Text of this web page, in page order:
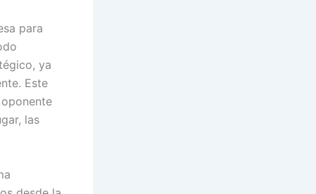
para
ya
Este
las